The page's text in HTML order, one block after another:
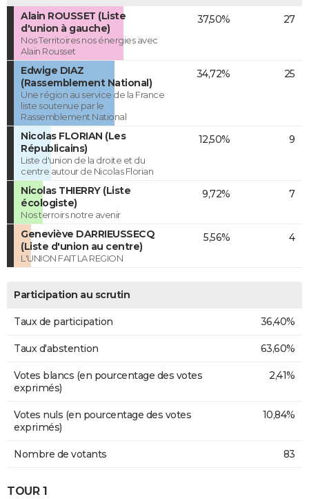
Alain ROUSSET (Liste
d'union à gauche)
Nos Territoires nos énergies avec
Alain Rousset
37,50% 27
Edwige DIAZ
(Rassemblement National)
Une région au service de la France
liste soutenue par le
Rassemblement National
34,72% 25
Nicolas FLORIAN (Les
Républicains)
Liste d'union de la droite et du
centre autour de Nicolas Florian
12,50% 9
Nicolas THIERRY (Liste
écologiste)
Nos terroirs notre avenir
9,72% 7
Geneviève DARRIEUSSECQ
(Liste d'union au centre)
L'UNION FAIT LA REGION
5,56% 4
Participation au scrutin
Taux de participation 36,40%
Taux d'abstention 63,60%
Votes blancs (en pourcentage des votes
exprimés)
2,41%
Votes nuls (en pourcentage des votes
exprimés)
10,84%
Nombre de votants 83
TOUR 1